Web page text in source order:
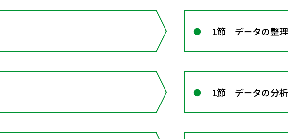
1節 データの整
1節 データの分析